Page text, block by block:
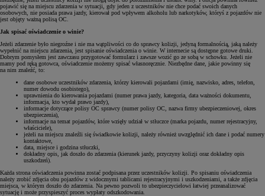
pojawić się na miejscu zdarzenia w sytuacji, gdy jeden z uczestników nie chce podać swoich danych
osobowych, nie posiada prawa jazdy, kierował pod wpływem alkoholu lub narkotyków, któryś z pojazdów nie
jest objęty ważną polisą OC.
Jak spisać oświadczenie o winie?
Jeżeli zdarzenie było niegroźne i nie ma wątpliwości co do sprawcy kolizji, jedyną formalnością, jaką należy
wypełnić na miejscu zdarzenia, jest spisanie oświadczenia o winie. W internecie są dostępne gotowe druki.
Dobrym pomysłem jest zawczasu przygotować formularz i zawsze wozić go ze sobą w schowku. Jeżeli nie
mamy pod ręką gotowca, oświadczenie możemy spisać własnoręcznie. Niezbędne dane, jakie powinny się
na nim znaleźć, to:
dane osobowe uczestników zdarzenia, którzy kierowali pojazdami (imię, nazwisko, adres, telefon,
numer dowodu osobistego),
uprawnienia do kierowania pojazdami (numer prawa jazdy, kategoria, data ważności dokumentu,
informacja, kto wydał prawo jazdy),
informacje dotyczące polisy OC sprawcy (numer polisy OC, nazwa firmy ubezpieczeniowej, okres
ubezpieczenia),
informacje na temat pojazdów, które wzięły udział w stłuczce (marka pojazdu, numer rejestracyjny,
właściciele),
jeżeli na miejscu znaleźli się świadkowie kolizji, należy również uwzględnić ich dane i podać numery
kontaktowe,
data, miejsce i godzina stłuczki,
dokładny opis, jak doszło do zdarzenia (kierunek jazdy, przyczyny kolizji oraz dokładny opis
uszkodzeń).
Każda strona oświadczenia powinna zostać podpisana przez uczestników kolizji. Po spisaniu oświadczenia
należy zrobić zdjęcia obu pojazdów z widocznymi tablicami rejestracyjnymi i uszkodzeniami, a także zdjęcia
miejsca, w którym doszło do zdarzenia. Na pewno pozwoli to ubezpieczycielowi łatwiej przeanalizować
sytuację i może przyspieszyć proces wypłaty odszkodowania.